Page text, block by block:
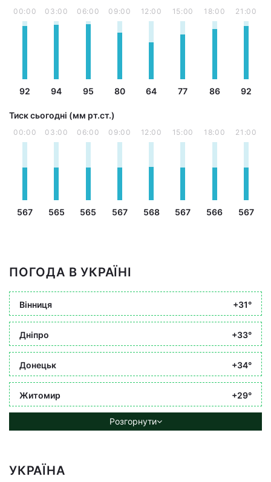
00:00
92
03:00
94
06:00
95
09:00
80
12:00
64
15:00
77
18:00
86
21:00
92
Тиск сьогодні (мм рт.ст.)
00:00
567
03:00
565
06:00
565
09:00
567
12:00
568
15:00
567
18:00
566
21:00
567
ПОГОДА В УКРАЇНІ
Вінниця +31°
Дніпро +33°
Донецьк +34°
Житомир +29°
Розгорнути
УКРАЇНА